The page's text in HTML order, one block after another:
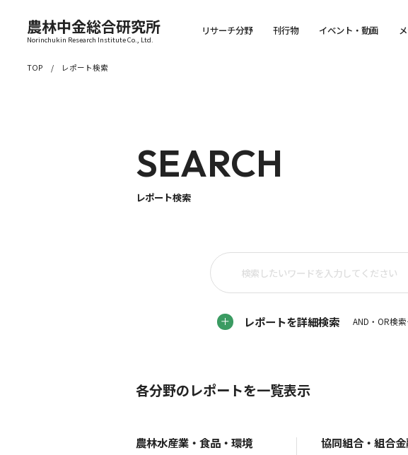
農林中金総合研究所
Norinchukin Research Institute Co., Ltd.
リサーチ分野 刊行物 イベント・動画
TOP レポート検索
SEARCH
レポート検索
レポートを詳細検索 AND・OR検
各分野のレポートを一覧表示
農林水産業・食品・環境 協同組合・組合